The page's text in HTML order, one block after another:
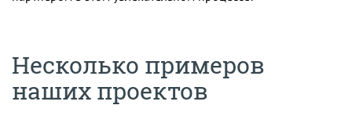
Несколько примеров
наших проектов